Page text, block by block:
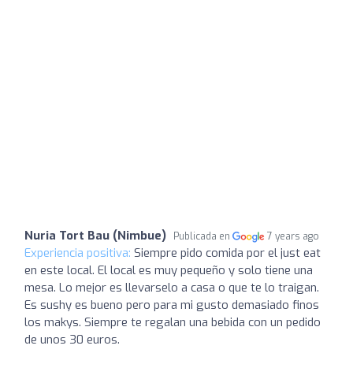
Nuria Tort Bau (Nimbue) Publicada en 7 years ago
Experiencia positiva: Siempre pido comida por el just eat
en este local. El local es muy pequeño y solo tiene una
mesa. Lo mejor es llevarselo a casa o que te lo traigan.
Es sushy es bueno pero para mi gusto demasiado finos
los makys. Siempre te regalan una bebida con un pedido
de unos 30 euros.